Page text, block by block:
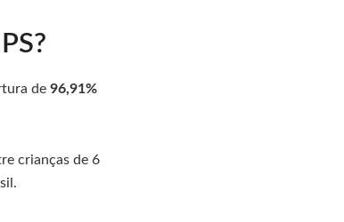
de 96,91%
crianças de 6